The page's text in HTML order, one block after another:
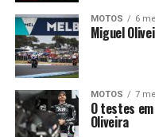
MOTOS 6
Miguel
MOTOS 7
O testes
Oliveira